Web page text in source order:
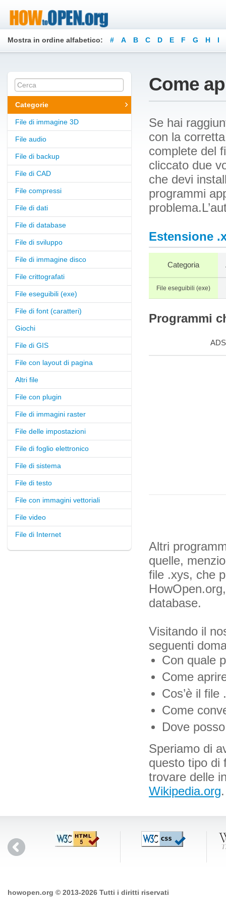
Mostra in ordine alfabetico: # A B C D E F G H I
Categorie
File di immagine 3D
File audio
File di backup
File di CAD
File compressi
File di dati
File di database
File di sviluppo
File di immagine disco
File crittografati
File eseguibili (exe)
File di font (caratteri)
Giochi
File di GIS
File con layout di pagina
Altri file
File con plugin
File di immagini raster
File delle impostazioni
File di foglio elettronico
File di sistema
File di testo
File con immagini vettoriali
File video
File di Internet
Come
Se hai
con la
complete del
cliccato due
che devi
programmi
Estensione
Categoria
File eseguibili (exe)
Programmi
ADS
Altri
quelle,
file .xys, che
database.
Visitando il
seguenti
Con quale
Come
Cos’è il file
Come
Dove
Speriamo di
questo tipo di
trovare delle
Wikipedia.org.
howopen.org © 2013-2026 Tutti i diritti riservati